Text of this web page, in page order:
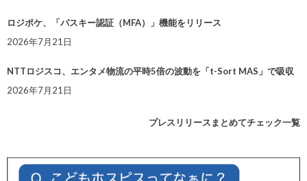
ロジポケ、「パスキー認証（MFA）」機能をリリース
2026年7月21日
NTTロジスコ、エンタメ物流の平時5倍の波動を「t-Sort MAS」で吸収
2026年7月21日
プレスリリースまとめてチェック一覧